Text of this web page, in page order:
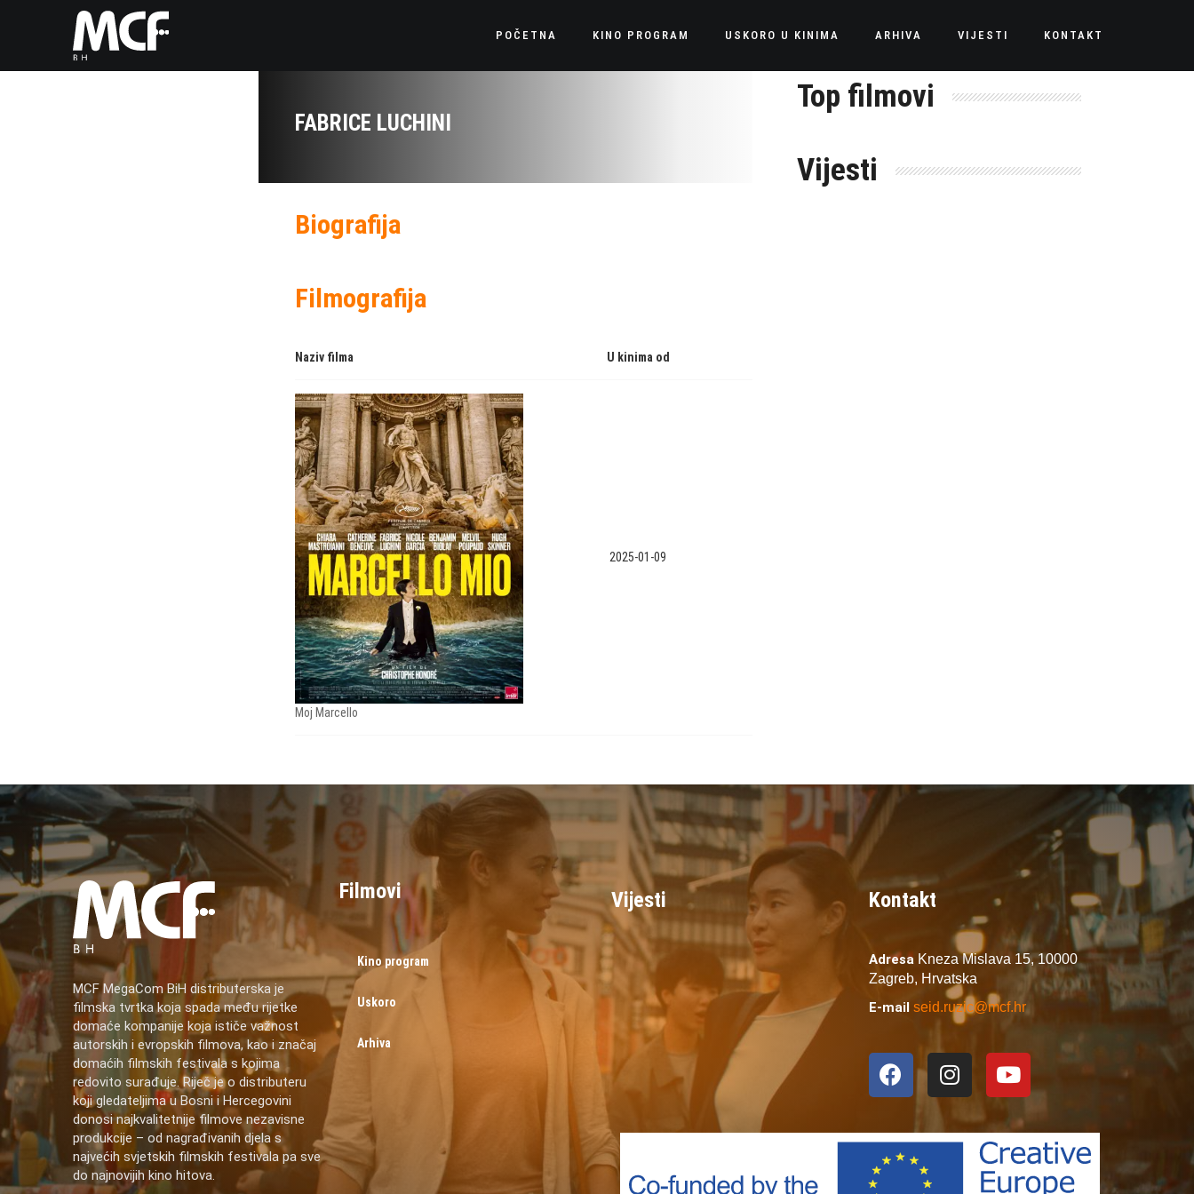
POČETNA KINO PROGRAM USKORO U KINIMA ARHIVA VIJESTI KONTAKT
FABRICE LUCHINI
Biografija
Filmografija
Naziv filma U kinima od
Moj Marcello
2025-01-09
Top filmovi
Vijesti
MCF MegaCom BiH distributerska je
filmska tvrtka koja spada među rijetke
domaće kompanije koja ističe važnost
autorskih i evropskih filmova, kao i značaj
domaćih filmskih festivala s kojima
redovito surađuje. Riječ je o distributeru
koji gledateljima u Bosni i Hercegovini
donosi najkvalitetnije filmove nezavisne
produkcije – od nagrađivanih djela s
najvećih svjetskih filmskih festivala pa sve
do najnovijih kino hitova.
Filmovi
Kino program
Uskoro
Arhiva
Vijesti Kontakt
Adresa Kneza Mislava 15,10000
Zagreb, Hrvatska
E-mail seid.ruzic@mcf.hr